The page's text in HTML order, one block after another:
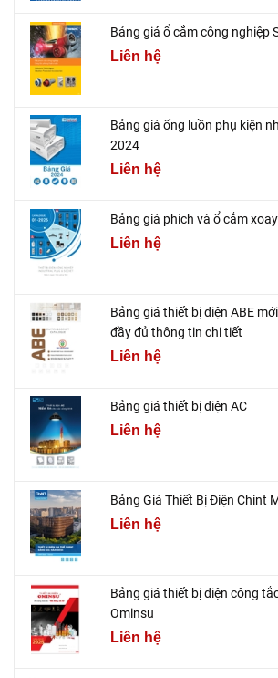
Bảng giá ổ cắm công nghiệp
Liên hệ
Bảng giá ống luồn phụ kiện
2024
Liên hệ
Bảng giá phích và ổ cắm
Liên hệ
Bảng giá thiết bị điện ABE
đầy đủ thông tin chi tiết
Liên hệ
Bảng giá thiết bị điện AC
Liên hệ
Bảng Giá Thiết Bị Điện Chint
Liên hệ
Bảng giá thiết bị điện công
Ominsu
Liên hệ